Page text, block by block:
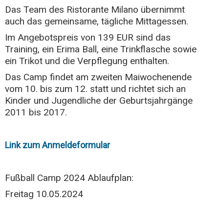
Das Team des Ristorante Milano übernimmt
auch das gemeinsame, tägliche Mittagessen.
Im Angebotspreis von 139 EUR sind das
Training, ein Erima Ball, eine Trinkflasche sowie
ein Trikot und die Verpflegung enthalten.
Das Camp findet am zweiten Maiwochenende
vom 10. bis zum 12. statt und richtet sich an
Kinder und Jugendliche der Geburtsjahrgänge
2011 bis 2017.
Link zum Anmeldeformular
Fußball Camp 2024 Ablaufplan:
Freitag 10.05.2024